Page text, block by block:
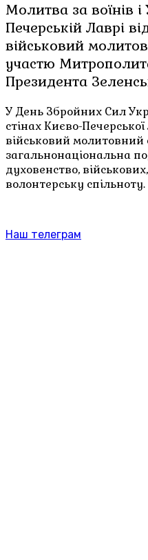
Молитва за воїнів
Печерській Лаврі
військовий
участю
Президента
У День Збройних Сил
стінах Києво-
військовий
загальнонаціональна
духовенство,
волонтерську спільноту.
Наш телеграм